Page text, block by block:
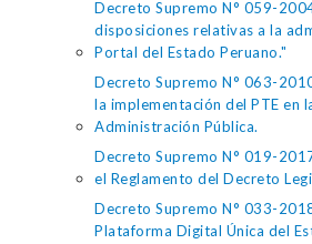
Decreto Supremo N° 059-
disposiciones relativas a la
Portal del Estado Peruano."
Decreto Supremo N° 063-
la implementación del PTE en
Administración Pública.
Decreto Supremo N° 019-
el Reglamento del Decreto
Decreto Supremo N° 033-
Plataforma Digital Única del